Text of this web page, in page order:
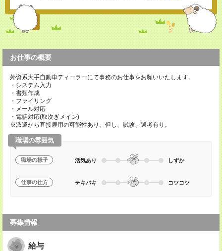
お仕事の概要
外資系大手自動車ディーラーにて事務のお仕事をお願いいたします。
・システム入力
・書類作成
・ファイリング
・メール対応
・電話対応(取次ぎメイン)
※派遣から直接雇用の可能性あり。但し、試験、選考有り。
職場の雰囲気
職場の様子 活気あり しずか
仕事の仕方 テキパキ コツコツ
募集情報
給与